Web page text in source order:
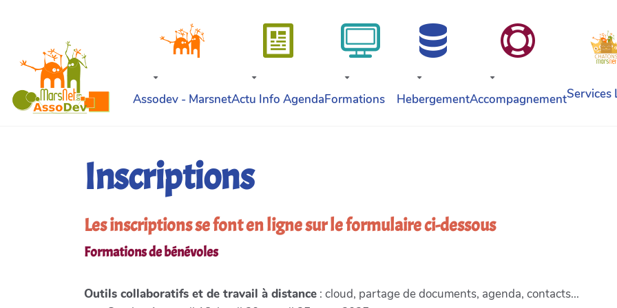
Assodev - MarsnetActu Info AgendaFormations HebergementAccompagnementServices
Inscriptions
Les inscriptions se font en ligne sur le formulaire ci-dessous
Formations de bénévoles
Outils collaboratifs et de travail à distance : cloud, partage de documents, agenda, contacts...